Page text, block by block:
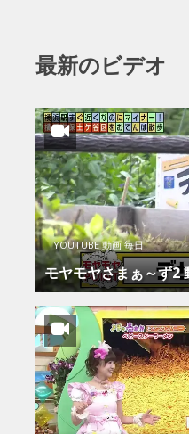
最新のビデオ
YOUTUBE 動画 毎日
モヤモヤさまぁ～ず